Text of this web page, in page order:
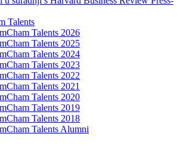
Talents
Talents 2026
Talents 2025
Talents 2024
Talents 2023
Talents 2022
Talents 2021
Talents 2020
Talents 2019
Talents 2018
Talents Alumni